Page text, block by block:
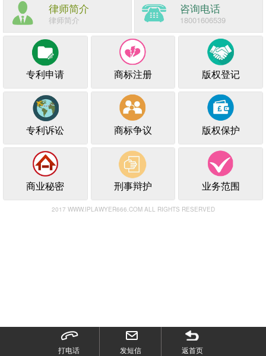
律师简介
律师简介
咨询电话
18001606539
专利申请 商标注册 版权登记
专利诉讼 商标争议 版权保护
商业秘密 刑事辩护 业务范围
2017 WWW.IPLAWYER666.COM ALL RIGHTS RESERVED
打电话 发短信 返首页